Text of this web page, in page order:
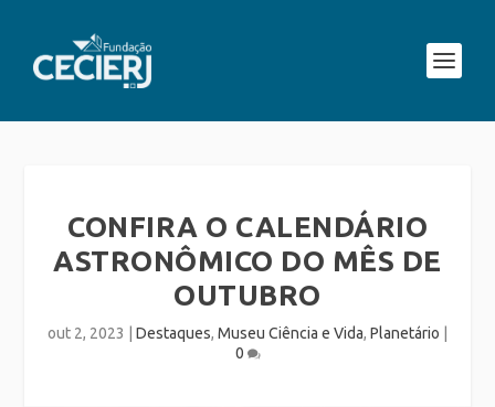
CONFIRA O CALENDÁRIO
ASTRONÔMICO DO MÊS DE
OUTUBRO
out 2, 2023 Destaques, Museu Ciência e Vida, Planetário
0